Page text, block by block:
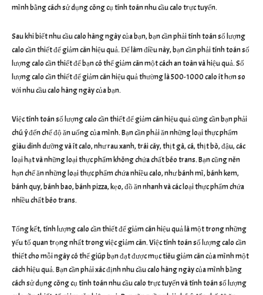
mình bằng cách sử dụng công cụ tính toán nhu cầu calo trực tuyến.
Sau khi biết nhu cầu calo hàng ngày của bạn, bạn cần phải tính toán số lượng
calo cần thiết để giảm cân hiệu quả. Để làm điều này, bạn cần phải tính toán số
lượng calo cần thiết để bạn có thể giảm cân một cách an toàn và hiệu quả. Số
lượng calo cần thiết để giảm cân hiệu quả thường là 500-1000 calo ít hơn so
với nhu cầu calo hàng ngày của bạn.
Việc tính toán số lượng calo cần thiết để giảm cân hiệu quả cũng cần bạn phải
chú ý đến chế độ ăn uống của mình. Bạn cần phải ăn những loại thực phẩm
giàu dinh dưỡng và ít calo, như rau xanh, trái cây, thịt gà, cá, thịt bò, đậu, các
loại hạt và những loại thực phẩm không chứa chất béo trans. Bạn cũng nên
hạn chế ăn những loại thực phẩm chứa nhiều calo, như bánh mì, bánh kem,
bánh quy, bánh bao, bánh pizza, kẹo, đồ ăn nhanh và các loại thực phẩm chứa
nhiều chất béo trans.
Tổng kết, tính lượng calo cần thiết để giảm cân hiệu quả là một trong những
yếu tố quan trọng nhất trong việc giảm cân. Việc tính toán số lượng calo cần
thiết cho mỗi ngày có thể giúp bạn đạt được mục tiêu giảm cân của mình một
cách hiệu quả. Bạn cần phải xác định nhu cầu calo hàng ngày của mình bằng
cách sử dụng công cụ tính toán nhu cầu calo trực tuyến và tính toán số lượng